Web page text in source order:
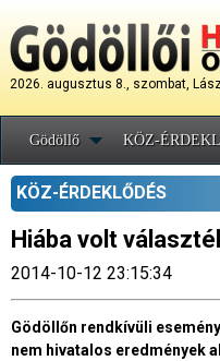
2026. augusztus 8., szombat,
Gödöllő KÖZ-
KÖZ-ÉRDEKLŐDÉS
Hiába volt
2014-10-12 23:15:34
Gödöllőn rendkívüli
nem hivatalos eredmények